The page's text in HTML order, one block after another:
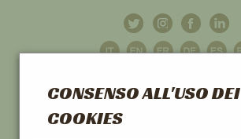
CONSENSO ALL'USO DEI
COOKIES